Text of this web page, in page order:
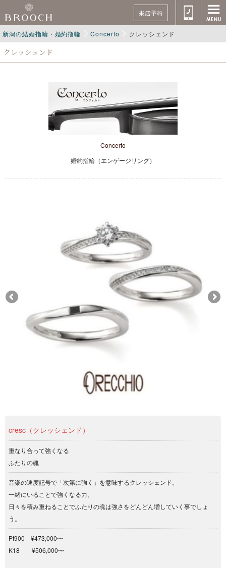
来店予約
新潟の結婚指輪・婚約指輪 Concerto クレッシェンド
クレッシェンド
Concerto
婚約指輪（エンゲージリング）
cresc（クレッシェンド）
重なり合って強くなる
ふたりの魂
音楽の速度記号で「次第に強く」を意味するクレッシェンド。
一緒にいることで強くなる力。
日々を積み重ねることでふたりの魂は強さをどんどん増していく事でしょ
う。
Pt900 ¥473,000〜
K18 ¥506,000〜